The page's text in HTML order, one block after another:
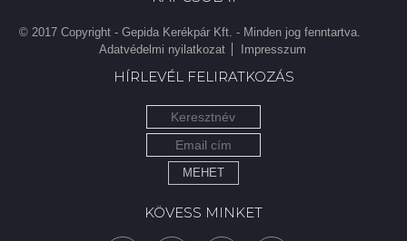
© 2017 Copyright - Gepida Kerékpár Kft. - Minden jog fenntartva.
Adatvédelmi nyilatkozat
Impresszum
HÍRLEVÉL FELIRATKOZÁS
MEHET
KÖVESS MINKET